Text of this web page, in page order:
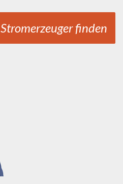
finden